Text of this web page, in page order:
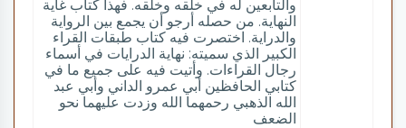
والتابعين له في خلقه وخلقه. فهذا كتاب غاية
النهاية. من حصله أرجو أن يجمع بين الرواية
والدراية. اختصرت فيه كتاب طبقات القراء
الكبير الذي سميته: نهاية الدرايات في أسماء
رجال القراءات. وأتيت فيه على جميع ما في
كتابي الحافظين أبي عمرو الداني وأبي عبد
الله الذهبي رحمهما الله وزدت عليهما نحو
الضعف